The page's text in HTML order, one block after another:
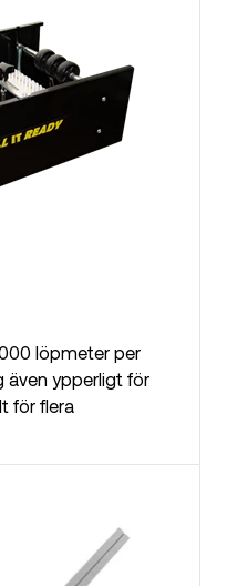
löpmeter per
även ypperligt för
för flera